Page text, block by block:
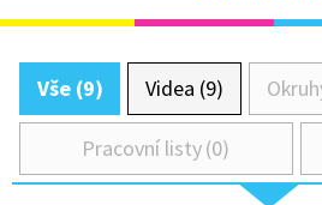
Vše (9) Videa (9)
Pracovní listy (0)